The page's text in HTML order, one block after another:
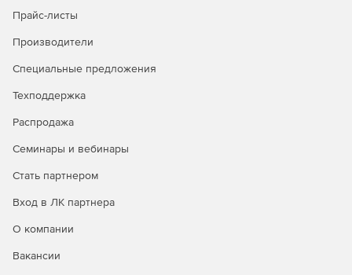
Прайс-листы
Производители
Специальные предложения
Техподдержка
Распродажа
Семинары и вебинары
Стать партнером
Вход в ЛК партнера
О компании
Вакансии